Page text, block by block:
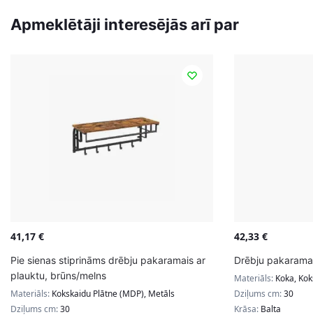
Apmeklētāji interesējās arī par
41,17 €
Pie sienas stiprināms drēbju pakaramais ar
plauktu, brūns/melns
Materiāls: Kokskaidu Plātne (MDP), Metāls
Dziļums cm:30
42,33 €
Drēbju
Materiāls: Koka,
Dziļums cm:30
Krāsa: Balta